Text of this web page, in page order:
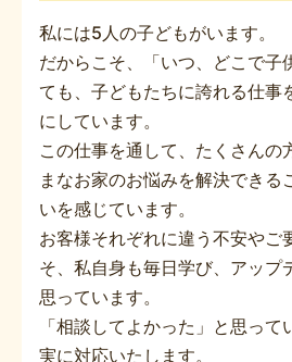
私には5人の子どもがいます。
だからこそ、「いつ、どこで子
ても、子どもたちに誇れる仕事
にしています。
この仕事を通して、たくさんの
まなお家のお悩みを解決できる
いを感じています。
お客様それぞれに違う不安やご
そ、私自身も毎日学び、アップ
思っています。
「相談してよかった」と思っ
実に対応いたします。